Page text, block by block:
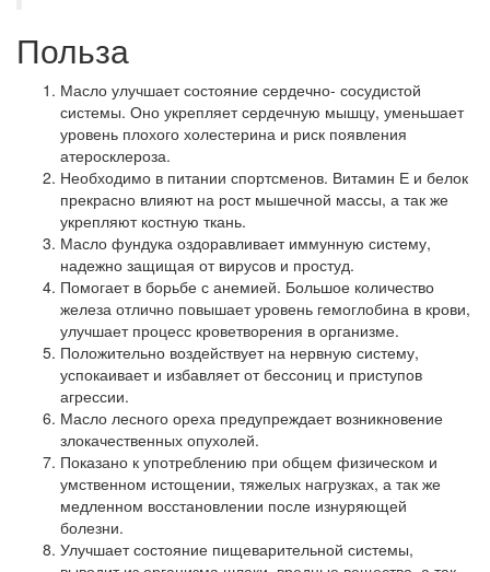
Польза
Масло улучшает состояние сердечно- сосудистой
системы. Оно укрепляет сердечную мышцу, уменьшает
уровень плохого холестерина и риск появления
атеросклероза.
Необходимо в питании спортсменов. Витамин Е и белок
прекрасно влияют на рост мышечной массы, а так же
укрепляют костную ткань.
Масло фундука оздоравливает иммунную систему,
надежно защищая от вирусов и простуд.
Помогает в борьбе с анемией. Большое количество
железа отлично повышает уровень гемоглобина в крови,
улучшает процесс кроветворения в организме.
Положительно воздействует на нервную систему,
успокаивает и избавляет от бессониц и приступов
агрессии.
Масло лесного ореха предупреждает возникновение
злокачественных опухолей.
Показано к употреблению при общем физическом и
умственном истощении, тяжелых нагрузках, а так же
медленном восстановлении после изнуряющей
болезни.
Улучшает состояние пищеварительной системы,